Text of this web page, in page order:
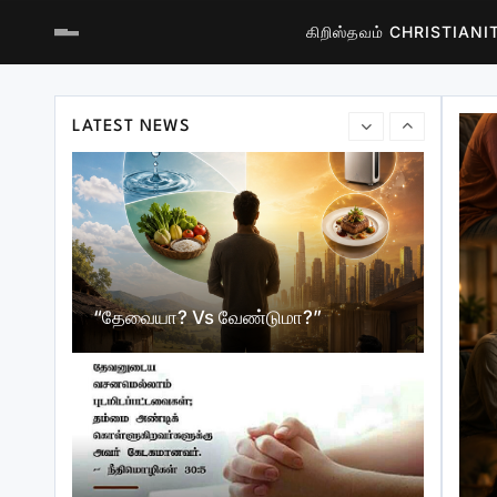
கிறிஸ்தவம்
LATEST NEWS
“தேவையா? Vs வேண்டுமா?”